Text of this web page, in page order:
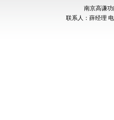
南京高谦
联系人：薛经理